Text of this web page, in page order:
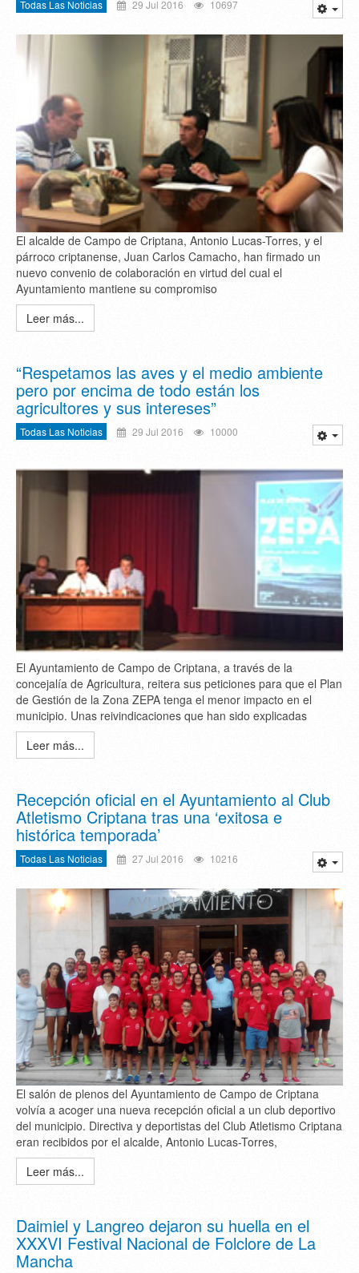
Todas Las Noticias 29 Jul 2016 10697
El alcalde de Campo de Criptana, Antonio Lucas-Torres, y el
párroco criptanense, Juan Carlos Camacho, han firmado un
nuevo convenio de colaboración en virtud del cual el
Ayuntamiento mantiene su compromiso
Leer más...
“Respetamos las aves y el medio ambiente
pero por encima de todo están los
agricultores y sus intereses”
Todas Las Noticias 29 Jul 2016 10000
El Ayuntamiento de Campo de Criptana, a través de la
concejalía de Agricultura, reitera sus peticiones para que el Plan
de Gestión de la Zona ZEPA tenga el menor impacto en el
municipio. Unas reivindicaciones que han sido explicadas
Leer más...
Recepción oficial en el Ayuntamiento al Club
Atletismo Criptana tras una ‘exitosa e
histórica temporada’
Todas Las Noticias 27 Jul 2016 10216
El salón de plenos del Ayuntamiento de Campo de Criptana
volvía a acoger una nueva recepción oficial a un club deportivo
del municipio. Directiva y deportistas del Club Atletismo Criptana
eran recibidos por el alcalde, Antonio Lucas-Torres,
Leer más...
Daimiel y Langreo dejaron su huella en el
XXXVI Festival Nacional de Folclore de La
Mancha